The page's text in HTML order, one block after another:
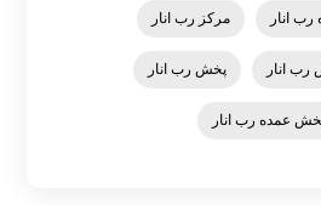
انار مرکز رب انار
انار پخش رب انار
عمده رب انار